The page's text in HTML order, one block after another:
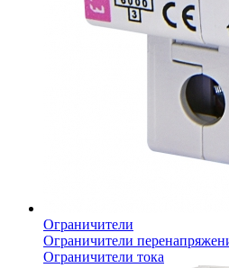
Ограничители
Ограничители
Ограничители тока